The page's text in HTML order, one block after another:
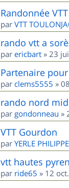
Randonnée
par VTT
rando vtt a
par ericbart » 23
Partenaire
par clems5555 »
rando nord
par gondonneau »
VTT Gourdon
par YERLE PHILIPPE
vtt hautes
par ride65 » 12